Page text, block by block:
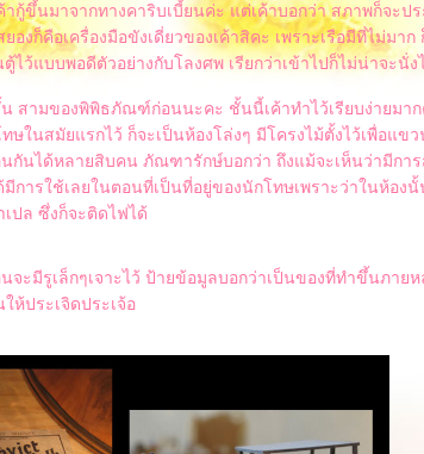
ากู้ขึ้นมาจากทางคาริบเบี้ยนค่ะ แต่เค้าบอกว่า สภาพก็จะ
องก็คือเครื่องมือขังเดี่ยวของเค้าสิคะ เพราะเรือมีที่ไม่มาก
ตู้ไว้แบบพอดีตัวอย่างกับโลงศพ เรียกว่าเข้าไปก็ไม่น่าจะนั่
สามของพิพิธภัณฑ์ก่อนนะคะ ชั้นนี้เค้าทำไว้เรียบง่ายมาก
ษในสมัยแรกไว้ ก็จะเป็นห้องโล่งๆ มีโครงไม้ตั้งไว้เพื่อแข
กันได้หลายสิบคน ภัณฑารักษ์บอกว่า ถึงแม้จะเห็นว่ามีการ
มีการใช้เลยในตอนที่เป็นที่อยู่ของนักโทษเพราะว่าในห้อง
ปล ซึ่งก็จะติดไฟได้
จะมีรูเล็กๆเจาะไว้ ป้ายข้อมูลบอกว่าเป็นของที่ทำขึ้นภายห
ห้ประเจิดประเจ้อ